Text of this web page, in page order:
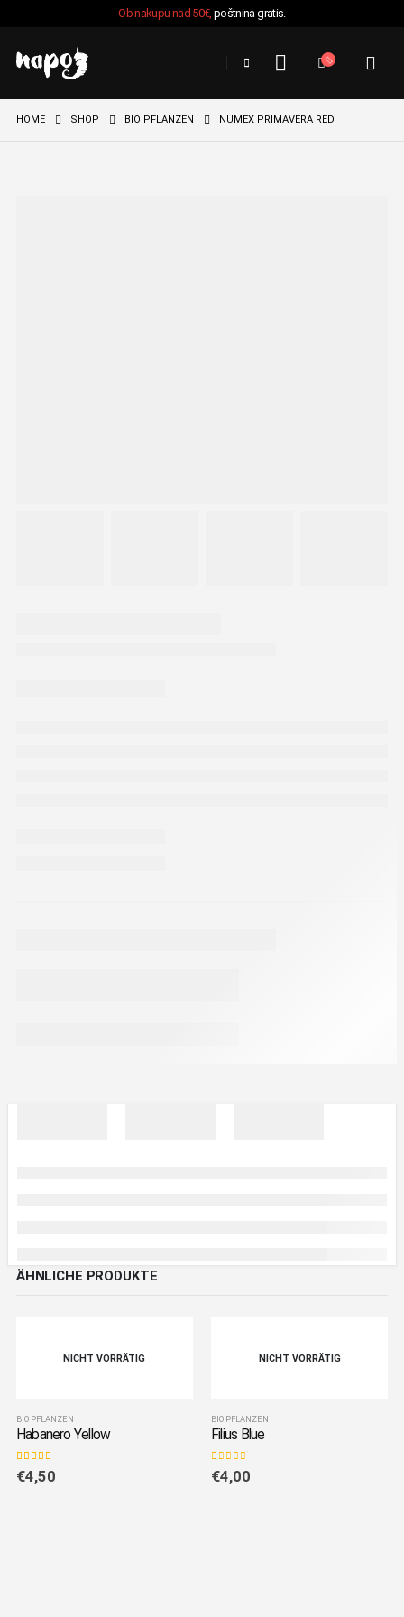
Ob nakupu nad 50€,poštnina gratis.
HOME SHOP BIO PFLANZEN NUMEX PRIMAVERA RED
ÄHNLICHE PRODUKTE
NICHT VORRÄTIG
BIO PFLANZEN
Habanero Yellow
5.00out of 5
€4,50
NICHT VORRÄTIG
BIO PFLANZEN
Filius Blue
0out of 5
€4,00